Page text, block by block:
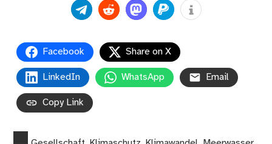
Facebook Share on X
LinkedIn WhatsApp Email
Copy Link